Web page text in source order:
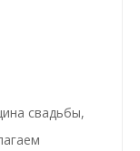
свадьбы,